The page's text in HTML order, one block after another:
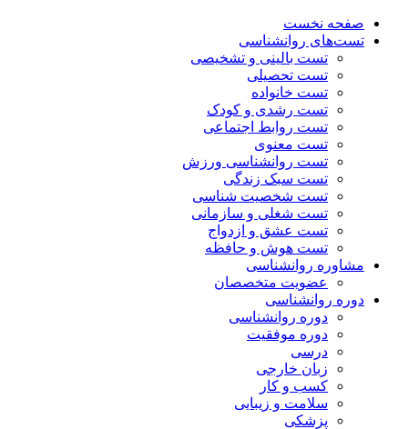
صفحه نخست
تست‌های روانشناسی
تست بالینی و تشخیصی
تست تحصیلی
تست خانواده
تست رشدی و کودک
تست روابط اجتماعی
تست معنوی
تست روانشناسی ورزش
تست سبک زندگی
تست شخصیت شناسی
تست شغلی و سازمانی
تست عشق و ازدواج
تست هوش و حافظه
مشاوره روانشناسی
عضویت متخصصان
دوره روانشناسی
دوره روانشناسی
دوره موفقیت
درسی
زبان خارجی
کسب و کار
سلامت و زیبایی
پزشکی